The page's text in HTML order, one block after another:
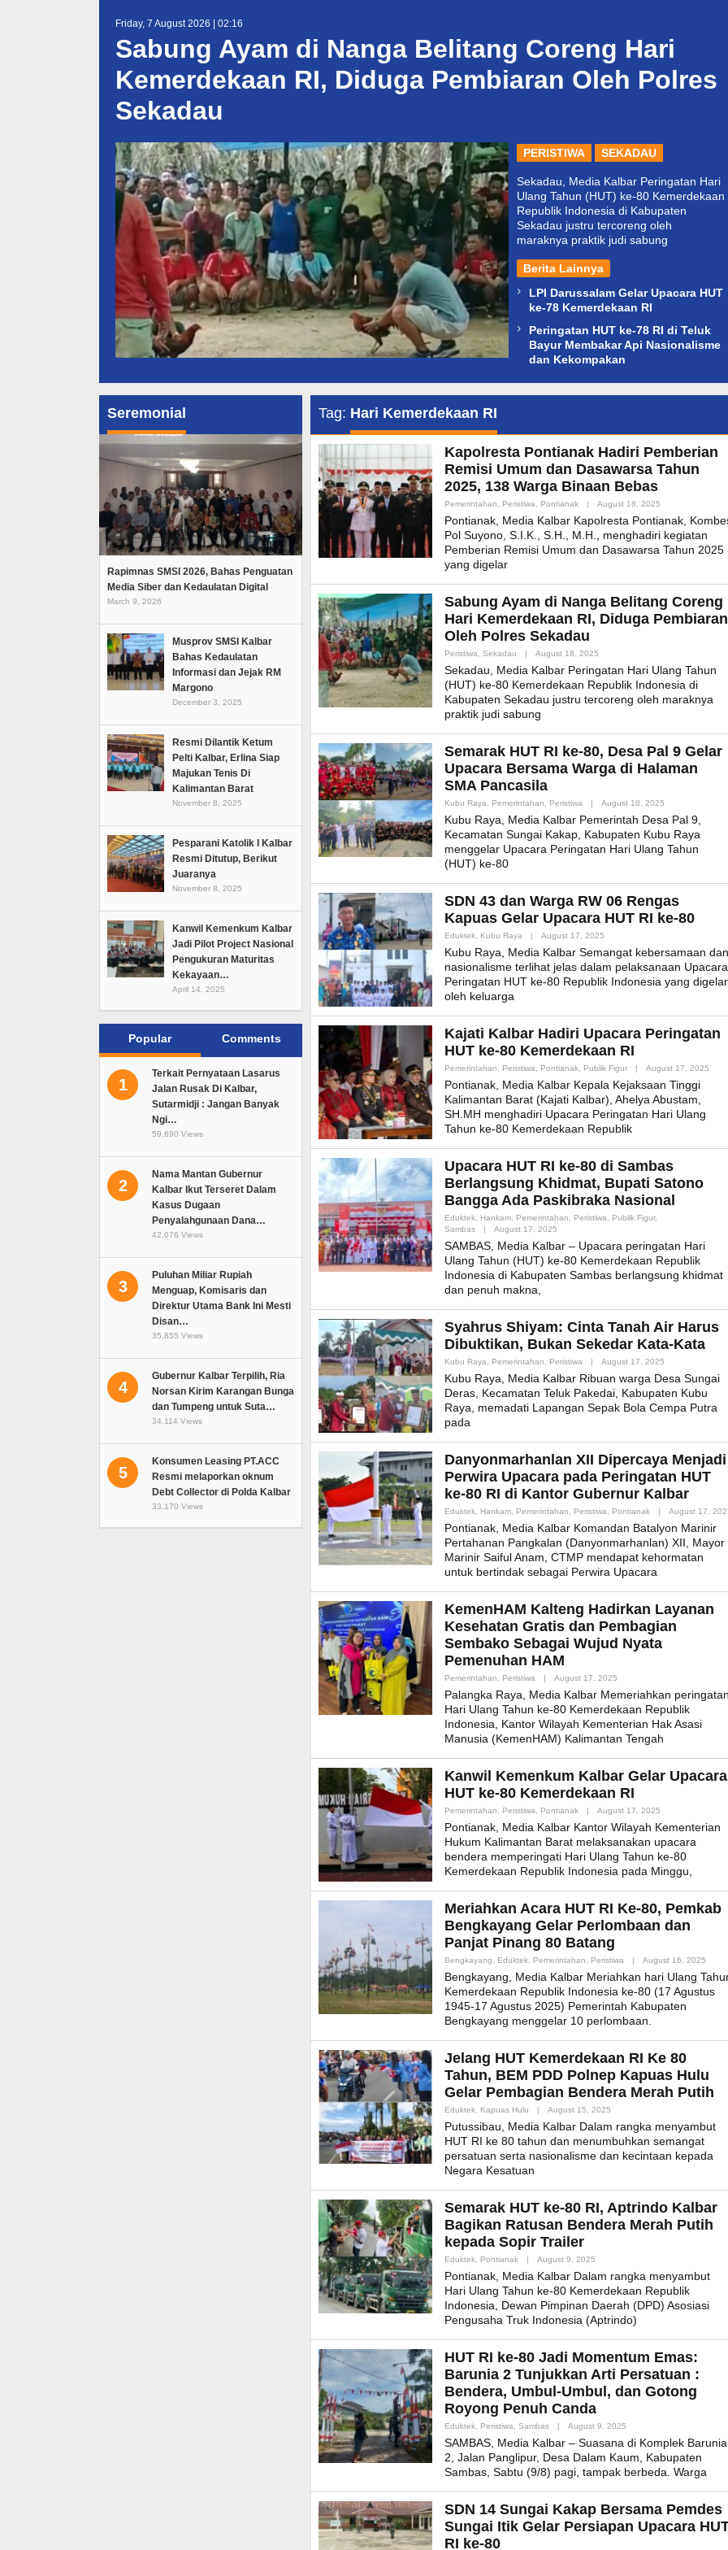
Friday, 7 August 2026 | 02:16
Sabung Ayam di Nanga Belitang Coreng Hari
Kemerdekaan RI, Diduga Pembiaran Oleh Polres
Sekadau
PERISTIWA SEKADAU
Sekadau, Media Kalbar Peringatan Hari
Ulang Tahun (HUT) ke-80 Kemerdekaan
Republik Indonesia di Kabupaten
Sekadau justru tercoreng oleh
maraknya praktik judi sabung
Berita Lainnya
LPI Darussalam Gelar Upacara HUT
ke-78 Kemerdekaan RI
Peringatan HUT ke-78 RI di Teluk
Bayur Membakar Api Nasionalisme
dan Kekompakan
Seremonial
Rapimnas SMSI 2026, Bahas Penguatan
Media Siber dan Kedaulatan Digital
March 9, 2026
Musprov SMSI Kalbar
Bahas Kedaulatan
Informasi dan Jejak RM
Margono
December 3, 2025
Resmi Dilantik Ketum
Pelti Kalbar, Erlina Siap
Majukan Tenis Di
Kalimantan Barat
November 8, 2025
Pesparani Katolik I Kalbar
Resmi Ditutup, Berikut
Juaranya
November 8, 2025
Kanwil Kemenkum Kalbar
Jadi Pilot Project Nasional
Pengukuran Maturitas
Kekayaan…
April 14, 2025
Popular Comments
1
Terkait Pernyataan Lasarus
Jalan Rusak Di Kalbar,
Sutarmidji : Jangan Banyak
Ngi…
59,690 Views
2
Nama Mantan Gubernur
Kalbar Ikut Terseret Dalam
Kasus Dugaan
Penyalahgunaan Dana…
42,076 Views
3
Puluhan Miliar Rupiah
Menguap, Komisaris dan
Direktur Utama Bank Ini Mesti
Disan…
35,855 Views
4
Gubernur Kalbar Terpilih, Ria
Norsan Kirim Karangan Bunga
dan Tumpeng untuk Suta…
34,114 Views
5
Konsumen Leasing PT.ACC
Resmi melaporkan oknum
Debt Collector di Polda Kalbar
33,170 Views
Tag: Hari Kemerdekaan RI
Kapolresta Pontianak Hadiri Pemberian
Remisi Umum dan Dasawarsa Tahun
2025, 138 Warga Binaan Bebas
Pemerintahan, Peristiwa, Pontianak | August 18, 2025
Pontianak, Media Kalbar Kapolresta Pontianak,
Pol Suyono, S.I.K., S.H., M.H., menghadiri kegiatan
Pemberian Remisi Umum dan Dasawarsa Tahun 2025
yang digelar
Sabung Ayam di Nanga Belitang Coreng
Hari Kemerdekaan RI, Diduga Pembiaran
Oleh Polres Sekadau
Peristiwa, Sekadau | August 18, 2025
Sekadau, Media Kalbar Peringatan Hari Ulang Tahun
(HUT) ke-80 Kemerdekaan Republik Indonesia di
Kabupaten Sekadau justru tercoreng oleh maraknya
praktik judi sabung
Semarak HUT RI ke-80, Desa Pal 9 Gelar
Upacara Bersama Warga di Halaman
SMA Pancasila
Kubu Raya, Pemerintahan, Peristiwa | August 18, 2025
Kubu Raya, Media Kalbar Pemerintah Desa Pal 9,
Kecamatan Sungai Kakap, Kabupaten Kubu Raya
menggelar Upacara Peringatan Hari Ulang Tahun
(HUT) ke-80
SDN 43 dan Warga RW 06 Rengas
Kapuas Gelar Upacara HUT RI ke-80
Eduktek, Kubu Raya | August 17, 2025
Kubu Raya, Media Kalbar Semangat kebersamaan dan
nasionalisme terlihat jelas dalam pelaksanaan Upacara
Peringatan HUT ke-80 Republik Indonesia yang digelar
oleh keluarga
Kajati Kalbar Hadiri Upacara Peringatan
HUT ke-80 Kemerdekaan RI
Pemerintahan, Peristiwa, Pontianak, Publik Figur | August 17, 2025
Pontianak, Media Kalbar Kepala Kejaksaan Tinggi
Kalimantan Barat (Kajati Kalbar), Ahelya Abustam,
SH.MH menghadiri Upacara Peringatan Hari Ulang
Tahun ke-80 Kemerdekaan Republik
Upacara HUT RI ke-80 di Sambas
Berlangsung Khidmat, Bupati Satono
Bangga Ada Paskibraka Nasional
Eduktek, Hankam, Pemerintahan, Peristiwa, Publik Figur,
Sambas
| August 17, 2025
SAMBAS, Media Kalbar – Upacara peringatan Hari
Ulang Tahun (HUT) ke-80 Kemerdekaan Republik
Indonesia di Kabupaten Sambas berlangsung khidmat
dan penuh makna,
Syahrus Shiyam: Cinta Tanah Air Harus
Dibuktikan, Bukan Sekedar Kata-Kata
Kubu Raya, Pemerintahan, Peristiwa | August 17, 2025
Kubu Raya, Media Kalbar Ribuan warga Desa Sungai
Deras, Kecamatan Teluk Pakedai, Kabupaten Kubu
Raya, memadati Lapangan Sepak Bola Cempa Putra
pada
Danyonmarhanlan XII Dipercaya Menjadi
Perwira Upacara pada Peringatan HUT
ke-80 RI di Kantor Gubernur Kalbar
Eduktek, Hankam, Pemerintahan, Peristiwa, Pontianak | August 17,
Pontianak, Media Kalbar Komandan Batalyon Marinir
Pertahanan Pangkalan (Danyonmarhanlan) XII, Mayor
Marinir Saiful Anam, CTMP mendapat kehormatan
untuk bertindak sebagai Perwira Upacara
KemenHAM Kalteng Hadirkan Layanan
Kesehatan Gratis dan Pembagian
Sembako Sebagai Wujud Nyata
Pemenuhan HAM
Pemerintahan, Peristiwa | August 17, 2025
Palangka Raya, Media Kalbar Memeriahkan
Hari Ulang Tahun ke-80 Kemerdekaan Republik
Indonesia, Kantor Wilayah Kementerian Hak Asasi
Manusia (KemenHAM) Kalimantan Tengah
Kanwil Kemenkum Kalbar Gelar Upacara
HUT ke-80 Kemerdekaan RI
Pemerintahan, Peristiwa, Pontianak | August 17, 2025
Pontianak, Media Kalbar Kantor Wilayah Kementerian
Hukum Kalimantan Barat melaksanakan upacara
bendera memperingati Hari Ulang Tahun ke-80
Kemerdekaan Republik Indonesia pada Minggu,
Meriahkan Acara HUT RI Ke-80, Pemkab
Bengkayang Gelar Perlombaan dan
Panjat Pinang 80 Batang
Bengkayang, Eduktek, Pemerintahan, Peristiwa | August 16, 2025
Bengkayang, Media Kalbar Meriahkan hari Ulang
Kemerdekaan Republik Indonesia ke-80 (17 Agustus
1945-17 Agustus 2025) Pemerintah Kabupaten
Bengkayang menggelar 10 perlombaan.
Jelang HUT Kemerdekaan RI Ke 80
Tahun, BEM PDD Polnep Kapuas Hulu
Gelar Pembagian Bendera Merah Putih
Eduktek, Kapuas Hulu | August 15, 2025
Putussibau, Media Kalbar Dalam rangka menyambut
HUT RI ke 80 tahun dan menumbuhkan semangat
persatuan serta nasionalisme dan kecintaan kepada
Negara Kesatuan
Semarak HUT ke-80 RI, Aptrindo Kalbar
Bagikan Ratusan Bendera Merah Putih
kepada Sopir Trailer
Eduktek, Pontianak | August 9, 2025
Pontianak, Media Kalbar Dalam rangka menyambut
Hari Ulang Tahun ke-80 Kemerdekaan Republik
Indonesia, Dewan Pimpinan Daerah (DPD) Asosiasi
Pengusaha Truk Indonesia (Aptrindo)
HUT RI ke-80 Jadi Momentum Emas:
Barunia 2 Tunjukkan Arti Persatuan :
Bendera, Umbul-Umbul, dan Gotong
Royong Penuh Canda
Eduktek, Peristiwa, Sambas | August 9, 2025
SAMBAS, Media Kalbar – Suasana di Komplek Barunia
2, Jalan Panglipur, Desa Dalam Kaum, Kabupaten
Sambas, Sabtu (9/8) pagi, tampak berbeda. Warga
SDN 14 Sungai Kakap Bersama Pemdes
Sungai Itik Gelar Persiapan Upacara
RI ke-80